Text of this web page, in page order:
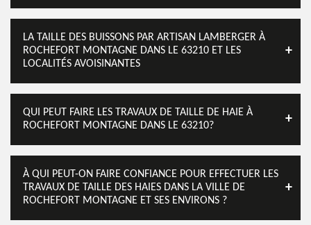
LA TAILLE DES BUISSONS PAR ARTISAN LAMBERGER À
ROCHEFORT MONTAGNE DANS LE 63210 ET LES
LOCALITÉS AVOISINANTES
QUI PEUT FAIRE LES TRAVAUX DE TAILLE DE HAIE À
ROCHEFORT MONTAGNE DANS LE 63210?
À QUI PEUT-ON FAIRE CONFIANCE POUR EFFECTUER LES
TRAVAUX DE TAILLE DES HAIES DANS LA VILLE DE
ROCHEFORT MONTAGNE ET SES ENVIRONS ?